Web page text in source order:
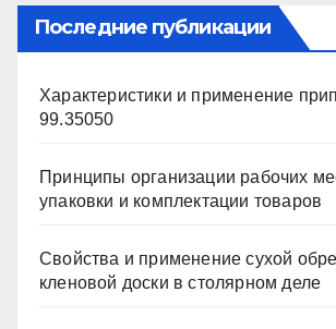
Последние публикации
Характеристики и применение
99.35050
Принципы организации рабочих
упаковки и комплектации товаров
Свойства и применение сухой
кленовой доски в столярном деле